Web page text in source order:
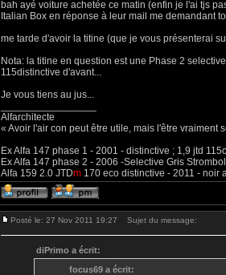
bah ayé voiture achetée ce matin (enfin je l'ai tjs
Italian Box en réponse à leur mail me demandant
me tarde d'avoir la titine (que je vous présenterai
Nota: la titine en question est une Phase 2
115distinctive d'avant...
Je vous tiens au jus...
Alfarchitecte
« Avoir l'air con peut être utile, mais l'être vraiment
Ex Alfa 147 phase 1 - 2001 - distinctive ; 1,9 jtd
Ex Alfa 147 phase 2 - 2006 -Selective Gris
Alfa 159 2.0 JTDm 170 eco distinctive - 2011 - noir
Posté le: 27 Nov 2011 19:27 Sujet du message:
diPrimo a écrit:
focus69 a écrit: